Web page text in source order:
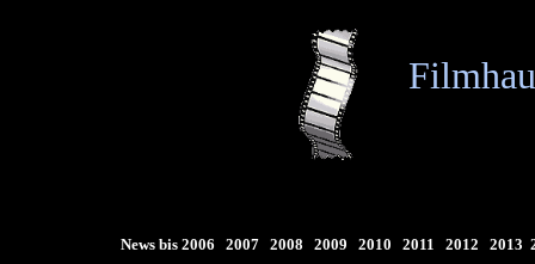
News bis 2006 2007 2008 2009 2010 2011 2012 2013